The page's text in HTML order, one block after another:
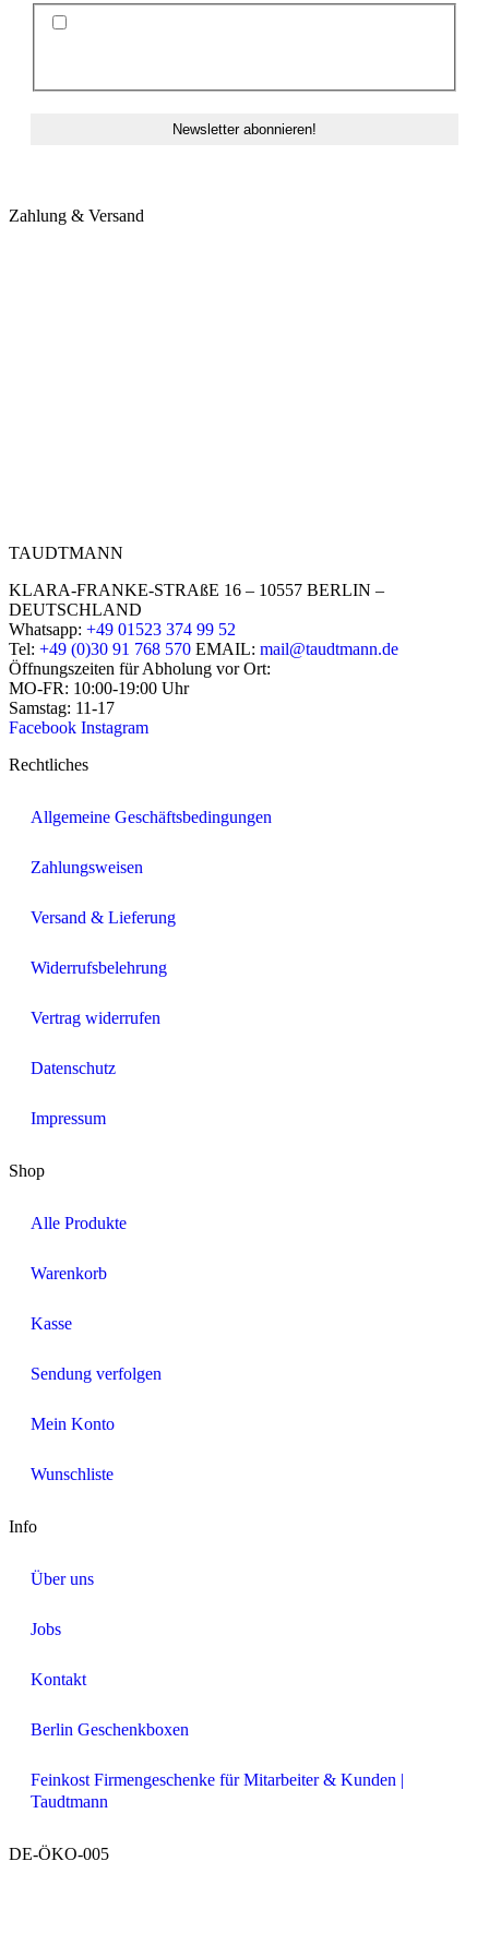
Zahlung & Versand
TAUDTMANN
KLARA-FRANKE-STRAßE 16 – 10557 BERLIN –
DEUTSCHLAND
Whatsapp: +49 01523 374 99 52
Tel: +49 (0)30 91 768 570 EMAIL: mail@taudtmann.de
Öffnungszeiten für Abholung vor Ort:
MO-FR: 10:00-19:00 Uhr
Samstag: 11-17
Facebook Instagram
Rechtliches
Allgemeine Geschäftsbedingungen
Zahlungsweisen
Versand & Lieferung
Widerrufsbelehrung
Vertrag widerrufen
Datenschutz
Impressum
Shop
Alle Produkte
Warenkorb
Kasse
Sendung verfolgen
Mein Konto
Wunschliste
Info
Über uns
Jobs
Kontakt
Berlin Geschenkboxen
Feinkost Firmengeschenke für Mitarbeiter & Kunden |
Taudtmann
DE-ÖKO-005